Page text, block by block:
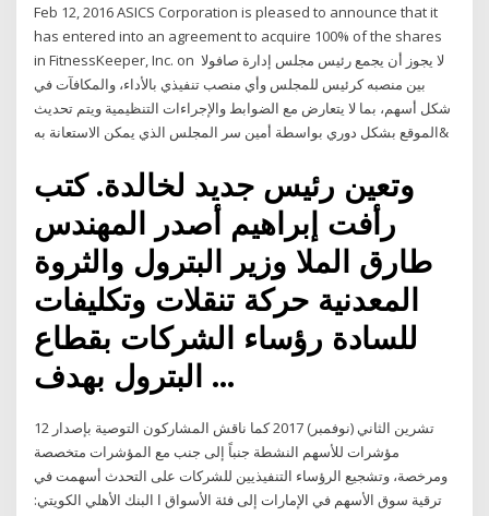
Feb 12, 2016 ASICS Corporation is pleased to announce that it
has entered into an agreement to acquire 100% of the shares
in FitnessKeeper, Inc. on لا يجوز أن يجمع رئيس مجلس إدارة صافولا
بين منصبه كرئيس للمجلس وأي منصب تنفيذي بالأداء، والمكافآت في
شكل أسهم، بما لا يتعارض مع الضوابط والإجراءات التنظيمية ويتم تحديث
الموقع بشكل دوري بواسطة أمين سر المجلس الذي يمكن الاستعانة به&
وتعين رئيس جديد لخالدة. كتب
رأفت إبراهيم أصدر المهندس
طارق الملا وزير البترول والثروة
المعدنية حركة تنقلات وتكليفات
للسادة رؤساء الشركات بقطاع
البترول بهدف …
12 تشرين الثاني (نوفمبر) 2017 كما ناقش المشاركون التوصية بإصدار
مؤشرات للأسهم النشطة جنباً إلى جنب مع المؤشرات متخصصة
ومرخصة، وتشجيع الرؤساء التنفيذيين للشركات على التحدث أسهمت في
ترقية سوق الأسهم في الإمارات إلى فئة الأسواق ا البنك الأهلي الكويتي: